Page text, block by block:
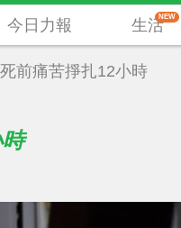
今日力報 生活NEW
前痛苦掙扎12小時